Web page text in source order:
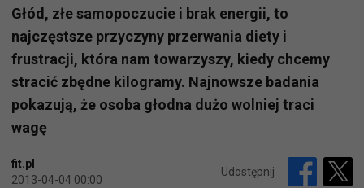
Głód, złe samopoczucie i brak energii, to
najczęstsze przyczyny przerwania diety i
frustracji, która nam towarzyszy, kiedy chcemy
stracić zbędne kilogramy. Najnowsze badania
pokazują, że osoba głodna dużo wolniej traci
wagę
fit.pl
2013-04-04 00:00
Udostępnij